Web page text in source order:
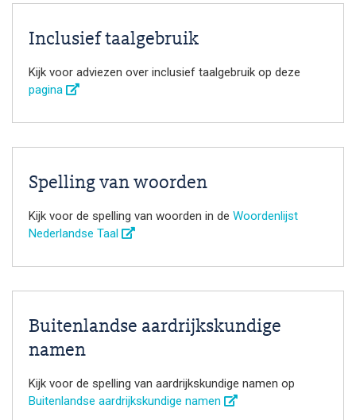
Inclusief taalgebruik
Kijk voor adviezen over inclusief taalgebruik op deze
pagina
Spelling van woorden
Kijk voor de spelling van woorden in de Woordenlijst
Nederlandse Taal
Buitenlandse aardrijkskundige
namen
Kijk voor de spelling van aardrijkskundige namen op
Buitenlandse aardrijkskundige namen